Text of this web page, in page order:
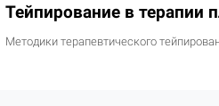
Тейпирование в терапии
Методики терапевтического